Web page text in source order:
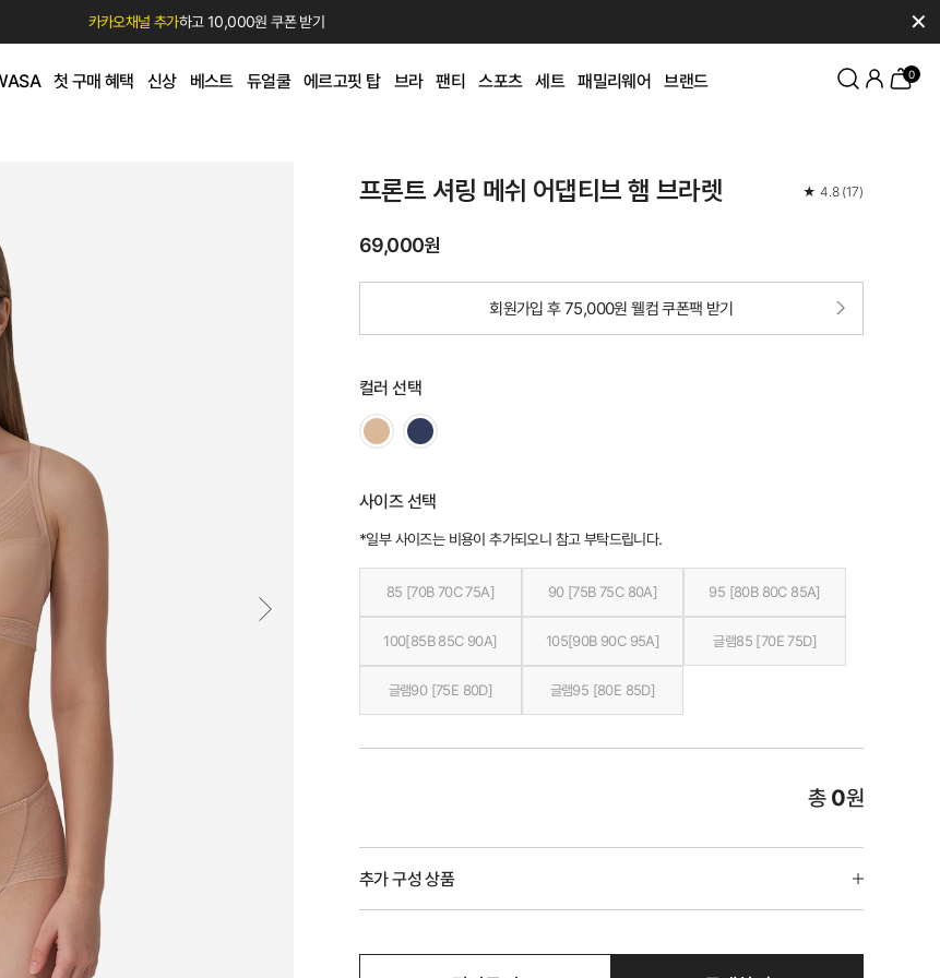
카카오채널 추가하고 10,000원 쿠폰 받기 ✕
첫 구매 혜택 신상 베스트 듀얼쿨 에르고핏 탑 브라 팬티 스포츠 세트 패밀리웨어 브랜드 0
프론트 셔링 메쉬 어댑티브 햄 브라렛 ★ 4.8 (17)
69,000원
회원가입 후 75,000원 웰컴 쿠폰팩 받기
컬러 선택
사이즈 선택
*일부 사이즈는 비용이 추가되오니 참고 부탁드립니다.
85 [70B 70C 75A] 90 [75B 75C 80A] 95 [80B 80C 85A]
100[85B 85C 90A] 105[90B 90C 95A] 글램85 [70E 75D]
글램90 [75E 80D] 글램95 [80E 85D]
총 0원
추가 구성 상품